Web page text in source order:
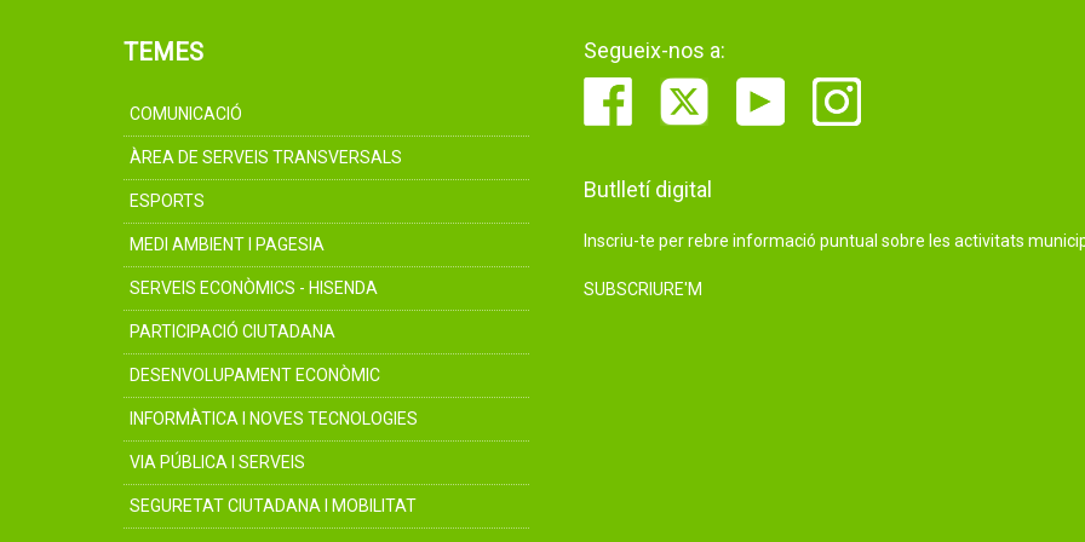
TEMES
COMUNICACIÓ
ÀREA DE SERVEIS TRANSVERSALS
ESPORTS
MEDI AMBIENT I PAGESIA
SERVEIS ECONÒMICS - HISENDA
PARTICIPACIÓ CIUTADANA
DESENVOLUPAMENT ECONÒMIC
INFORMÀTICA I NOVES TECNOLOGIES
VIA PÚBLICA I SERVEIS
SEGURETAT CIUTADANA I MOBILITAT
Segueix-nos a:
Butlletí digital
Inscriu-te per rebre informació puntual sobre les activitats
SUBSCRIURE'M